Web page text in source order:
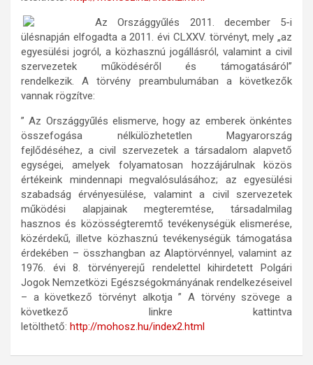
Az Országgyűlés 2011. december 5-i
ülésnapján elfogadta a 2011. évi CLXXV. törvényt, mely „az
egyesülési jogról, a közhasznú jogállásról, valamint a civil
szervezetek működéséről és támogatásáról”
rendelkezik. A törvény preambulumában a következők
vannak rögzítve:
” Az Országgyűlés elismerve, hogy az emberek önkéntes
összefogása nélkülözhetetlen Magyarország
fejlődéséhez, a civil szervezetek a társadalom alapvető
egységei, amelyek folyamatosan hozzájárulnak közös
értékeink mindennapi megvalósulásához; az egyesülési
szabadság érvényesülése, valamint a civil szervezetek
működési alapjainak megteremtése, társadalmilag
hasznos és közösségteremtő tevékenységük elismerése,
közérdekű, illetve közhasznú tevékenységük támogatása
érdekében – összhangban az Alaptörvénnyel, valamint az
1976. évi 8. törvényerejű rendelettel kihirdetett Polgári
Jogok Nemzetközi Egészségokmányának rendelkezéseivel
– a következő törvényt alkotja ” A törvény szövege a
következő linkre kattintva
letölthető: http://mohosz.hu/index2.html